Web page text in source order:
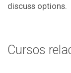
discuss options.
Cursos